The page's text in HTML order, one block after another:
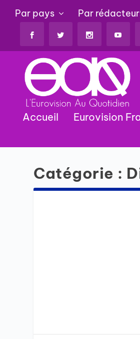
Par pays Par
Accueil Eurovision
Catégorie :